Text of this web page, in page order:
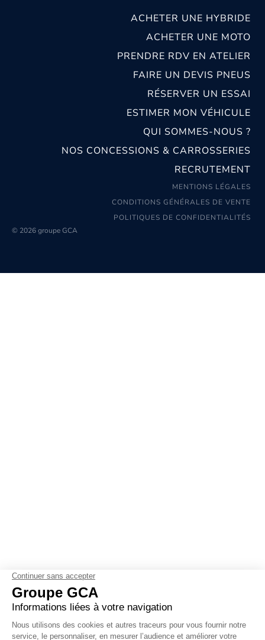
ACHETER UNE HYBRIDE
ACHETER UNE MOTO
PRENDRE RDV EN ATELIER
FAIRE UN DEVIS PNEUS
RÉSERVER UN ESSAI
ESTIMER MON VÉHICULE
QUI SOMMES-NOUS ?
NOS CONCESSIONS & CARROSSERIES
RECRUTEMENT
MENTIONS LÉGALES
CONDITIONS GÉNÉRALES DE VENTE
POLITIQUES DE CONFIDENTIALITÉS
© 2026 groupe GCA